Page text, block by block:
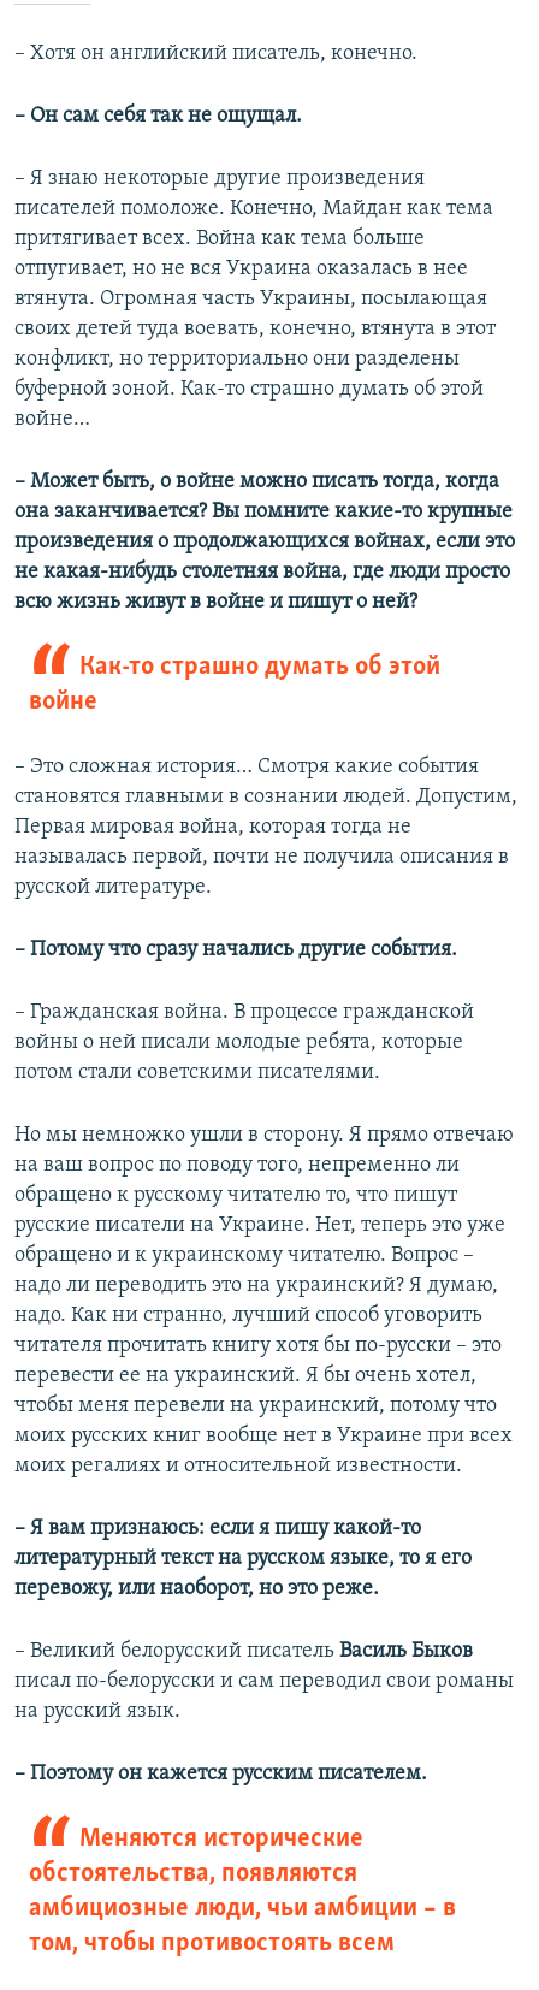
–​ Хотя он английский писатель, конечно.
–​ Он сам себя так не ощущал.
–​ Я знаю некоторые другие произведения
писателей помоложе. Конечно, Майдан как тема
притягивает всех. Война как тема больше
отпугивает, но не вся Украина оказалась в нее
втянута. Огромная часть Украины, посылающая
своих детей туда воевать, конечно, втянута в этот
конфликт, но территориально они разделены
буферной зоной. Как-то страшно думать об этой
войне…
–​ Может быть, о войне можно писать тогда, когда
она заканчивается? Вы помните какие-то крупные
произведения о продолжающихся войнах, если это
не какая-нибудь столетняя война, где люди просто
всю жизнь живут в войне и пишут о ней?
Как-то страшно думать об этой
войне
–​ Это сложная история… Смотря какие события
становятся главными в сознании людей. Допустим,
Первая мировая война, которая тогда не
называлась первой, почти не получила описания в
русской литературе.
–​ Потому что сразу начались другие события.
–​ Гражданская война. В процессе гражданской
войны о ней писали молодые ребята, которые
потом стали советскими писателями.
Но мы немножко ушли в сторону. Я прямо отвечаю
на ваш вопрос по поводу того, непременно ли
обращено к русскому читателю то, что пишут
русские писатели на Украине. Нет, теперь это уже
обращено и к украинскому читателю. Вопрос –
надо ли переводить это на украинский? Я думаю,
надо. Как ни странно, лучший способ уговорить
читателя прочитать книгу хотя бы по-русски – это
перевести ее на украинский. Я бы очень хотел,
чтобы меня перевели на украинский, потому что
моих русских книг вообще нет в Украине при всех
моих регалиях и относительной известности.
–​ Я вам признаюсь: если я пишу какой-то
литературный текст на русском языке, то я его
перевожу, или наоборот, но это реже.
–​ Великий белорусский писатель Василь Быков
писал по-белорусски и сам переводил свои романы
на русский язык.
–​ Поэтому он кажется русским писателем.
Меняются исторические
обстоятельства, появляются
амбициозные люди, чьи амбиции – в
том, чтобы противостоять всем